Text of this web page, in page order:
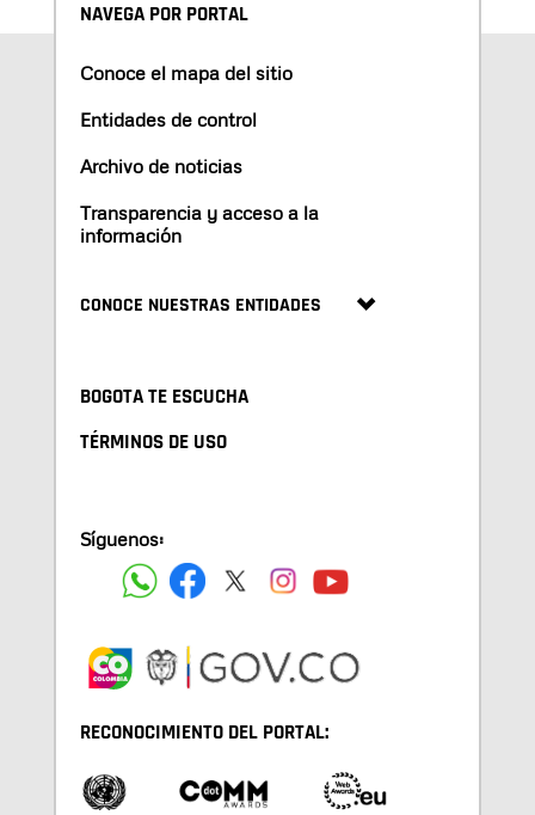
NAVEGA POR PORTAL
Conoce el mapa del sitio
Entidades de control
Archivo de noticias
Transparencia y acceso a la
información
CONOCE NUESTRAS ENTIDADES
BOGOTA TE ESCUCHA
TÉRMINOS DE USO
Síguenos:
RECONOCIMIENTO DEL PORTAL: